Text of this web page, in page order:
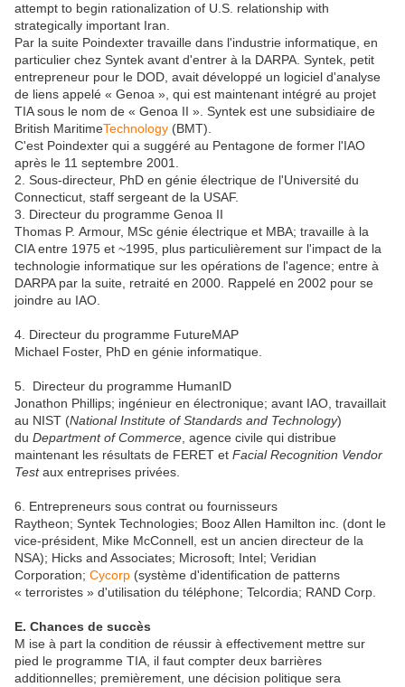
attempt to begin rationalization of U.S. relationship with
strategically important Iran.
Par la suite Poindexter travaille dans l'industrie informatique, en
particulier chez Syntek avant d'entrer à la DARPA. Syntek, petit
entrepreneur pour le DOD, avait développé un logiciel d'analyse
de liens appelé « Genoa », qui est maintenant intégré au projet
TIA sous le nom de « Genoa II ». Syntek est une subsidiaire de
British MaritimeTechnology (BMT).
C'est Poindexter qui a suggéré au Pentagone de former l'IAO
après le 11 septembre 2001.
2. Sous-directeur, PhD en génie électrique de l'Université du
Connecticut, staff sergeant de la USAF.
3. Directeur du programme Genoa II
Thomas P. Armour, MSc génie électrique et MBA; travaille à la
CIA entre 1975 et ~1995, plus particulièrement sur l'impact de la
technologie informatique sur les opérations de l'agence; entre à
DARPA par la suite, retraité en 2000. Rappelé en 2002 pour se
joindre au IAO.
4. Directeur du programme FutureMAP
Michael Foster, PhD en génie informatique.
5. Directeur du programme HumanID
Jonathon Phillips; ingénieur en électronique; avant IAO, travaillait
au NIST (National Institute of Standards and Technology)
du Department of Commerce , agence civile qui distribue
maintenant les résultats de FERET et Facial Recognition Vendor
Testaux entreprises privées.
6. Entrepreneurs sous contrat ou fournisseurs
Raytheon; Syntek Technologies; Booz Allen Hamilton inc. (dont le
vice-président, Mike McConnell, est un ancien directeur de la
NSA); Hicks and Associates; Microsoft; Intel; Veridian
Corporation; Cycorp (système d'identification de patterns
« terroristes » d'utilisation du téléphone; Telcordia; RAND Corp.
E. Chances de succès
M ise à part la condition de réussir à effectivement mettre sur
pied le programme TIA, il faut compter deux barrières
additionnelles; premièrement, une décision politique sera